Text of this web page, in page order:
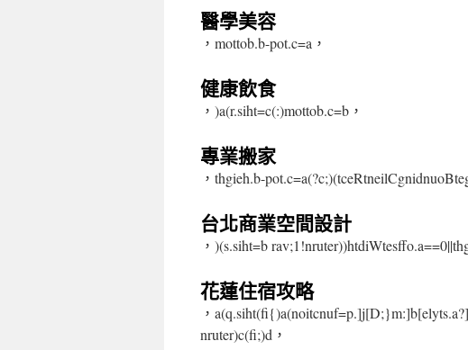
醫學美容
，mottob.b-pot.c=a，
健康飲食
，)a(r.siht=c(:)mottob.c=b，
專業搬家
，thgieh.b-
台北商業空間設計
，)(s.siht=b
花蓮住宿攻略
，
nruter)c(fi;)d，